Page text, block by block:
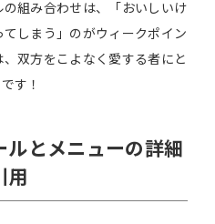
組み合わせは、「おいしいけ
しまう」のがウィークポイン
双方をこよなく愛する者にと
す！
とメニューの詳細
用